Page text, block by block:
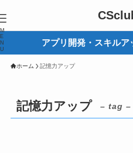
M
E
N
U
アプリ開発・スキルア
ホーム 記憶力アップ
記憶力アップ – tag –